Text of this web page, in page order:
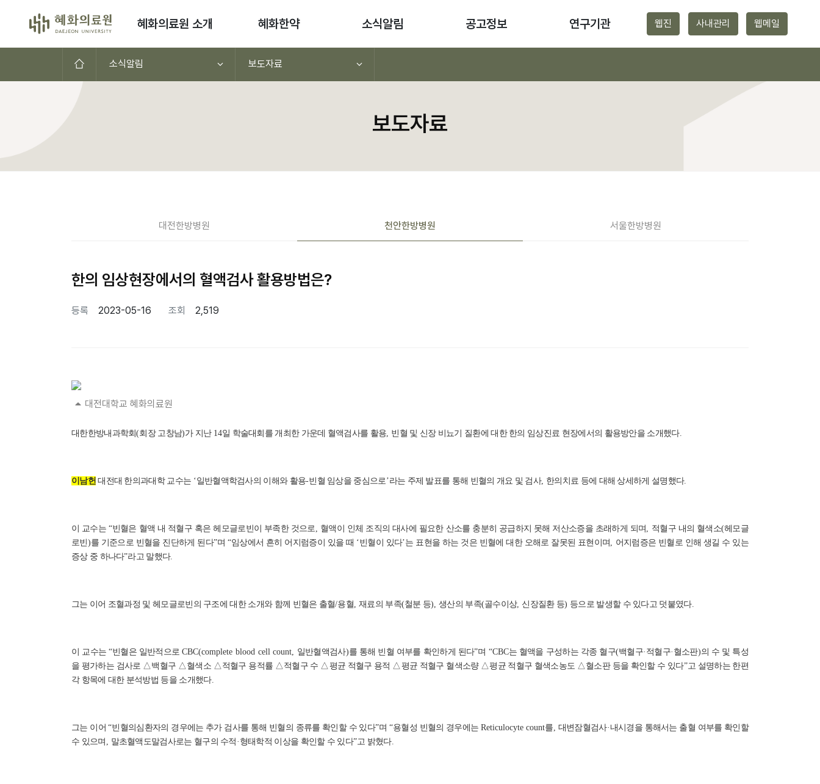
콘텐츠로 이동
혜화의료원 소개 혜화한약 소식알림 공고정보 연구기관 웹진 사내관리 웹메일
홈으로소식알림 보도자료
보도자료
공지사항(대전,천안,서울)
대전한방병원 천안한방병원 서울한방병원
한의 임상현장에서의 혈액검사 활용방법은?
등록 2023-05-16 조회 2,519
본문
대전대학교 혜화의료원
대한한방내과학회(회장 고창남)가 지난 14일 학술대회를 개최한 가운데 혈액검사를 활용, 빈혈 및 신장 비뇨기 질환에 대한 한의 임상진료 현장에서의 활용방안을 소개했다.
이남헌대전대 한의과대학 교수는 ‘일반혈액학검사의 이해와 활용-빈혈 임상을 중심으로’라는 주제 발표를 통해 빈혈의 개요 및 검사, 한의치료 등에 대해 상세하게 설명했다.
이 교수는 “빈혈은 혈액 내 적혈구 혹은 헤모글로빈이 부족한 것으로, 혈액이 인체 조직의 대사에 필요한 산소를 충분히 공급하지 못해 저산소증을 초래하게 되며 , 적혈구 내의 혈색소(헤모글
로빈)를 기준으로 빈혈을 진단하게 된다”며 “임상에서 흔히 어지럼증이 있을 때 ‘빈혈이 있다’는 표현을 하는 것은 빈혈에 대한 오해로 잘못된 표현이며 , 어지럼증은 빈혈로 인해 생길 수 있는
증상 중 하나다”라고 말했다.
그는 이어 조혈과정 및 헤모글로빈의 구조에 대한 소개와 함께 빈혈은 출혈/용혈, 재료의 부족(철분 등),생산의 부족(골수이상, 신장질환 등) 등으로 발생할 수 있다고 덧붙였다.
이 교수는“빈혈은 일반적으로CBC(complete blood cell count, 일반혈액검사)를 통해 빈혈 여부를 확인하게 된다”며 “CBC는 혈액을 구성하는 각종 혈구(백혈구· 적혈구· 혈소판)의 수 및 특성
을 평가하는 검사로 △ 백혈구 △ 혈색소 △ 적혈구 용적률 △ 적혈구 수 △ 평균 적혈구 용적 △ 평균 적혈구 혈색소량 △평균 적혈구 혈색소농도 △ 혈소판 등을 확인할 수 있다”고 설명하는 한편
각 항목에 대한 분석방법 등을 소개했다.
그는 이어“빈혈의심환자의 경우에는 추가 검사를 통해 빈혈의 종류를 확인할 수 있다”며“용혈성 빈혈의 경우에는 Reticulocyte count를, 대변잠혈검사· 내시경을 통해서는 출혈 여부를 확인할
수 있으며 , 말초혈액도말검사로는 혈구의 수적 · 형태학적 이상을 확인할 수 있다”고 밝혔다.